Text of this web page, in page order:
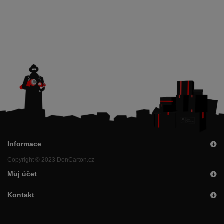
Informace
Copyright © 2023 DonCarton.cz
Můj účet
Kontakt